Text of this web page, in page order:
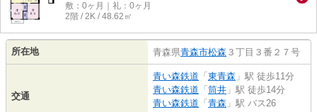
敷：0ヶ月｜礼：0ヶ月
2階 / 2K / 48.62㎡
所在地 青森県青森市松森 ３丁目３番２７号
交通
青い森鉄道 「 東青森 」駅 徒歩11分
青い森鉄道 「 筒井 」駅 徒歩14分
青い森鉄道 「 青森 」駅 バス26